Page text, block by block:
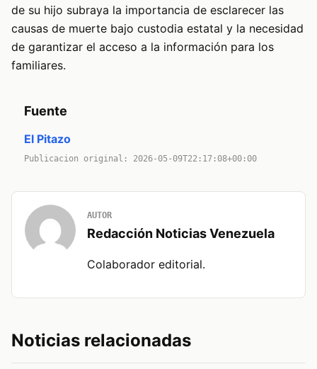
de su hijo subraya la importancia de esclarecer las
causas de muerte bajo custodia estatal y la necesidad
de garantizar el acceso a la información para los
familiares.
Fuente
El Pitazo
Publicacion original: 2026-05-09T22:17:08+00:00
AUTOR
Redacción Noticias Venezuela
Colaborador editorial.
Noticias relacionadas